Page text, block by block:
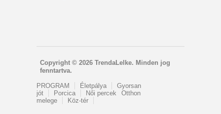
Copyright © 2026 TrendaLelke. Minden jog
fenntartva.
PROGRAM Életpálya
Gyorsan
jót
Porcica Női percek
Otthon
melege
Köz-tér